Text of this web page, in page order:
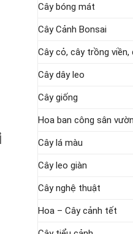
Cây bóng mát
Cây Cảnh Bonsai
Cây cỏ, cây trồng viền,
Cây dây leo
Cây giống
Hoa ban công sân vườn
Cây lá màu
Cây leo giàn
Cây nghệ thuật
Hoa – Cây cảnh tết